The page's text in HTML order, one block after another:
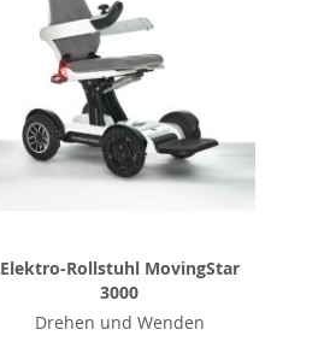
Elektro-Rollstuhl MovingStar
3000
Drehen und Wenden